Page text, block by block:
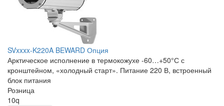
SVxxxx-K220A BEWARD Опция
Арктическое исполнение в термокожухе -60…+50°С с
кронштейном, «холодный старт». Питание 220 В, встроенный
блок питания
Розница
10q